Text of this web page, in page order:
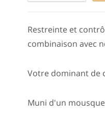
Restreinte et
combinaison avec
Votre dominant de
Muni d'un